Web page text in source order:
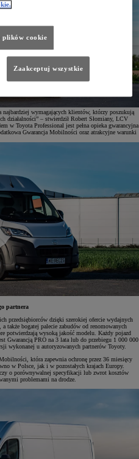
wymagających klientów, którzy poszukują
działalności” – stwierdził Robert Słomiany, LCV
w Toyota Professional jest pełna opieka gwarancyjna
Gwarancja Mobilności oraz atrakcyjne warunki
partnera
przedsiębiorców dzięki szerokiej ofercie wydajnych
także bogatej palecie zabudów od renomowanych
potwierdzają wysoką jakość modelu. Każdy pojazd
PRO na 3 lata lub do przebiegu 1 000 000
wykonanej u autoryzowanych partnerów Toyoty.
która zapewnia ochronę przez 36 miesięcy
w Polsce, jak i w pozostałych krajach Europy.
o porównywalnej specyfikacji lub zwrot kosztów
problemami na drodze.
plików cookie
Zaakceptuj wszystkie